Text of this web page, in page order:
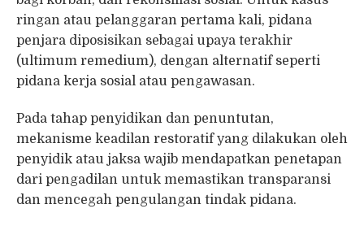
ringan atau pelanggaran pertama kali, pidana
penjara diposisikan sebagai upaya terakhir
(ultimum remedium), dengan alternatif seperti
pidana kerja sosial atau pengawasan.
​Pada tahap penyidikan dan penuntutan,
mekanisme keadilan restoratif yang dilakukan oleh
penyidik atau jaksa wajib mendapatkan penetapan
dari pengadilan untuk memastikan transparansi
dan mencegah pengulangan tindak pidana.